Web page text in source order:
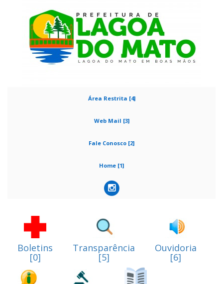
Área Restrita [4]
Web Mail [3]
Fale Conosco [2]
Home [1]
Boletins
[0]
Transparência
[5]
Ouvidoria
[6]